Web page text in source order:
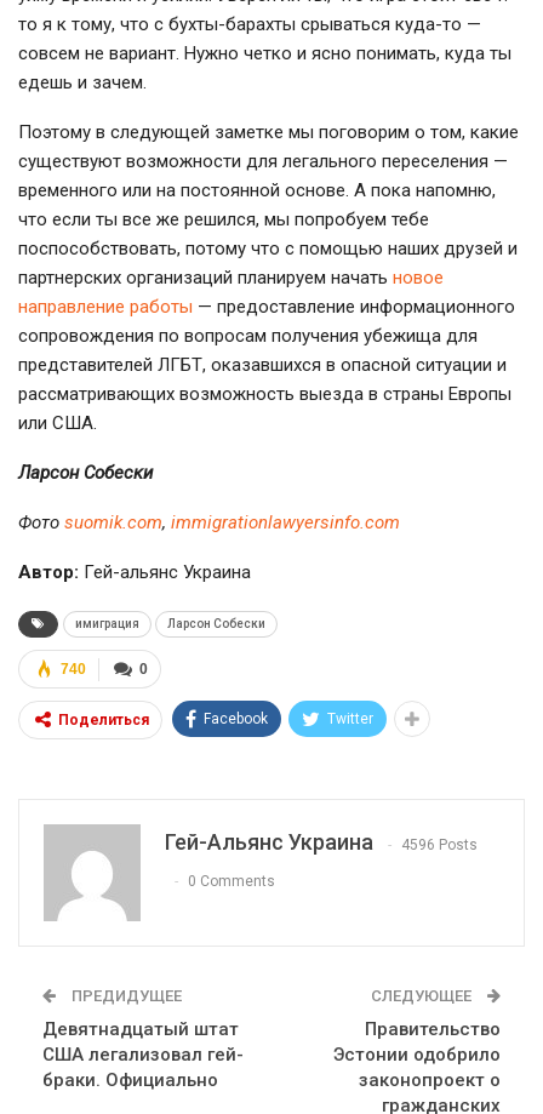
то я к тому, что с бухты-барахты срываться куда-то —
совсем не вариант. Нужно четко и ясно понимать, куда ты
едешь и зачем.
Поэтому в следующей заметке мы поговорим о том, какие
существуют возможности для легального переселения —
временного или на постоянной основе. А пока напомню,
что если ты все же решился, мы попробуем тебе
поспособствовать, потому что с помощью наших друзей и
партнерских организаций планируем начать новое
направление работы — предоставление информационного
сопровождения по вопросам получения убежища для
представителей ЛГБТ, оказавшихся в опасной ситуации и
рассматривающих возможность выезда в страны Европы
или США.
Ларсон Собески
Фото suomik.com, immigrationlawyersinfo.com
Автор: Гей-альянс Украина
имиграция Ларсон Собески
0
740
Поделиться Facebook Twitter
Гей-Альянс Украина 4596 Posts
0 Comments
ПРЕДИДУЩЕЕ
Девятнадцатый штат
США легализовал гей-
браки. Официально
СЛЕДУЮЩЕЕ
Правительство
Эстонии одобрило
законопроект о
гражданских